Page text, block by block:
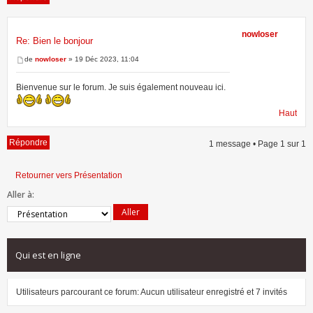
Re: Bien le bonjour
de nowloser » 19 Déc 2023, 11:04
Bienvenue sur le forum. Je suis également nouveau ici.
nowloser
Haut
Répondre 1 message • Page 1 sur 1
Retourner vers Présentation
Aller à:
Qui est en ligne
Utilisateurs parcourant ce forum: Aucun utilisateur enregistré et 7 invités